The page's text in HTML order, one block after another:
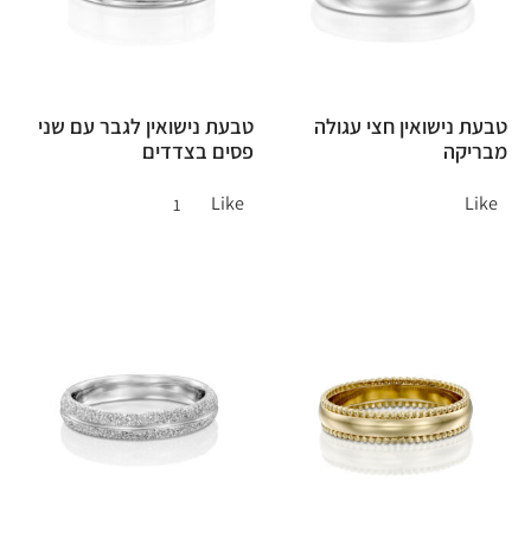
טבעת נישואין חצי עגולה
מבריקה
Like
טבעת נישואין לגבר עם שני
פסים בצדדים
Like
1